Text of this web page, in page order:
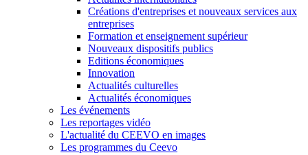
Créations d'entreprises et nouveaux services aux
entreprises
Formation et enseignement supérieur
Nouveaux dispositifs publics
Editions économiques
Innovation
Actualités culturelles
Actualités économiques
Les événements
Les reportages vidéo
L'actualité du CEEVO en images
Les programmes du Ceevo